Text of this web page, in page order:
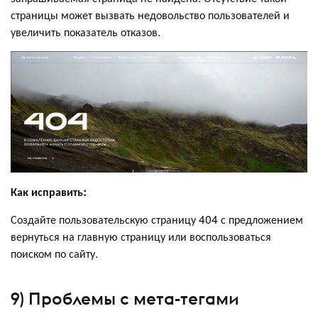
страницы может вызвать недовольство пользователей и
увеличить показатель отказов.
Как исправить:
Создайте пользовательскую страницу 404 с предложением
вернуться на главную страницу или воспользоваться
поиском по сайту.
9) Проблемы с мета-тегами